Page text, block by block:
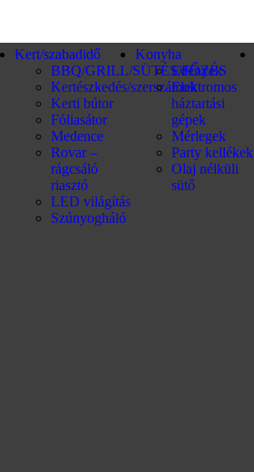
Kert/szabadidő
BBQ/GRILL/SÜTÉS/FŐZÉS
Kertészkedés/szerszámok
Kerti bútor
Fóliasátor
Medence
Rovar –
rágcsáló
riasztó
LED világítás
Szúnyogháló
Konyha
Edények
Elektromos
háztartási
gépek
Mérlegek
Party kellékek
Olaj nélküli
sütő